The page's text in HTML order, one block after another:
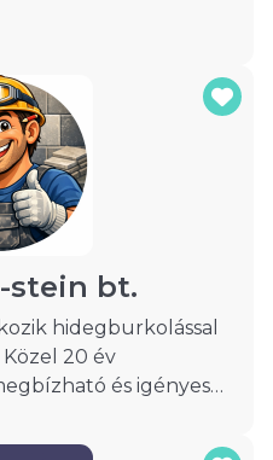
stein bt.
hidegburkolással
20 év
és igényes
számos referencia áll